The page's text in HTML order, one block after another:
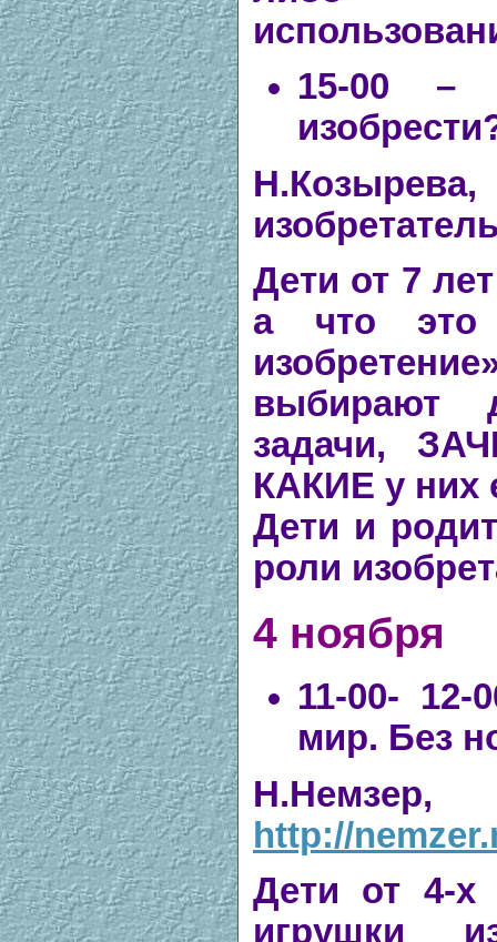
15-00 –
Дети от 7
а что это
выбирают
задачи,
КАКИЕ у них
Дети и
роли
4 ноября
11-00-
мир. Без
http://
Дети от 4-х
игрушки